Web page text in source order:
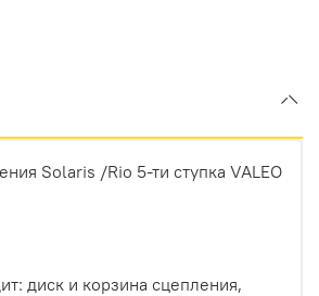
Solaris /Rio 5-ти ступка VALEO
диск и корзина сцепления,